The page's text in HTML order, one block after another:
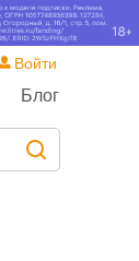
Блог
Войти